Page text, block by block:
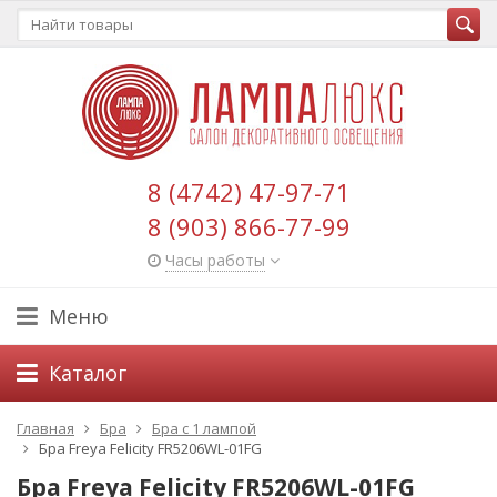
8 (4742) 47-97-71
8 (903) 866-77-99
Часы работы
Меню
Каталог
Главная Бра
Бра с 1 лампой
Бра Freya Felicity FR5206WL-01FG
Бра Freya Felicity FR5206WL-01FG